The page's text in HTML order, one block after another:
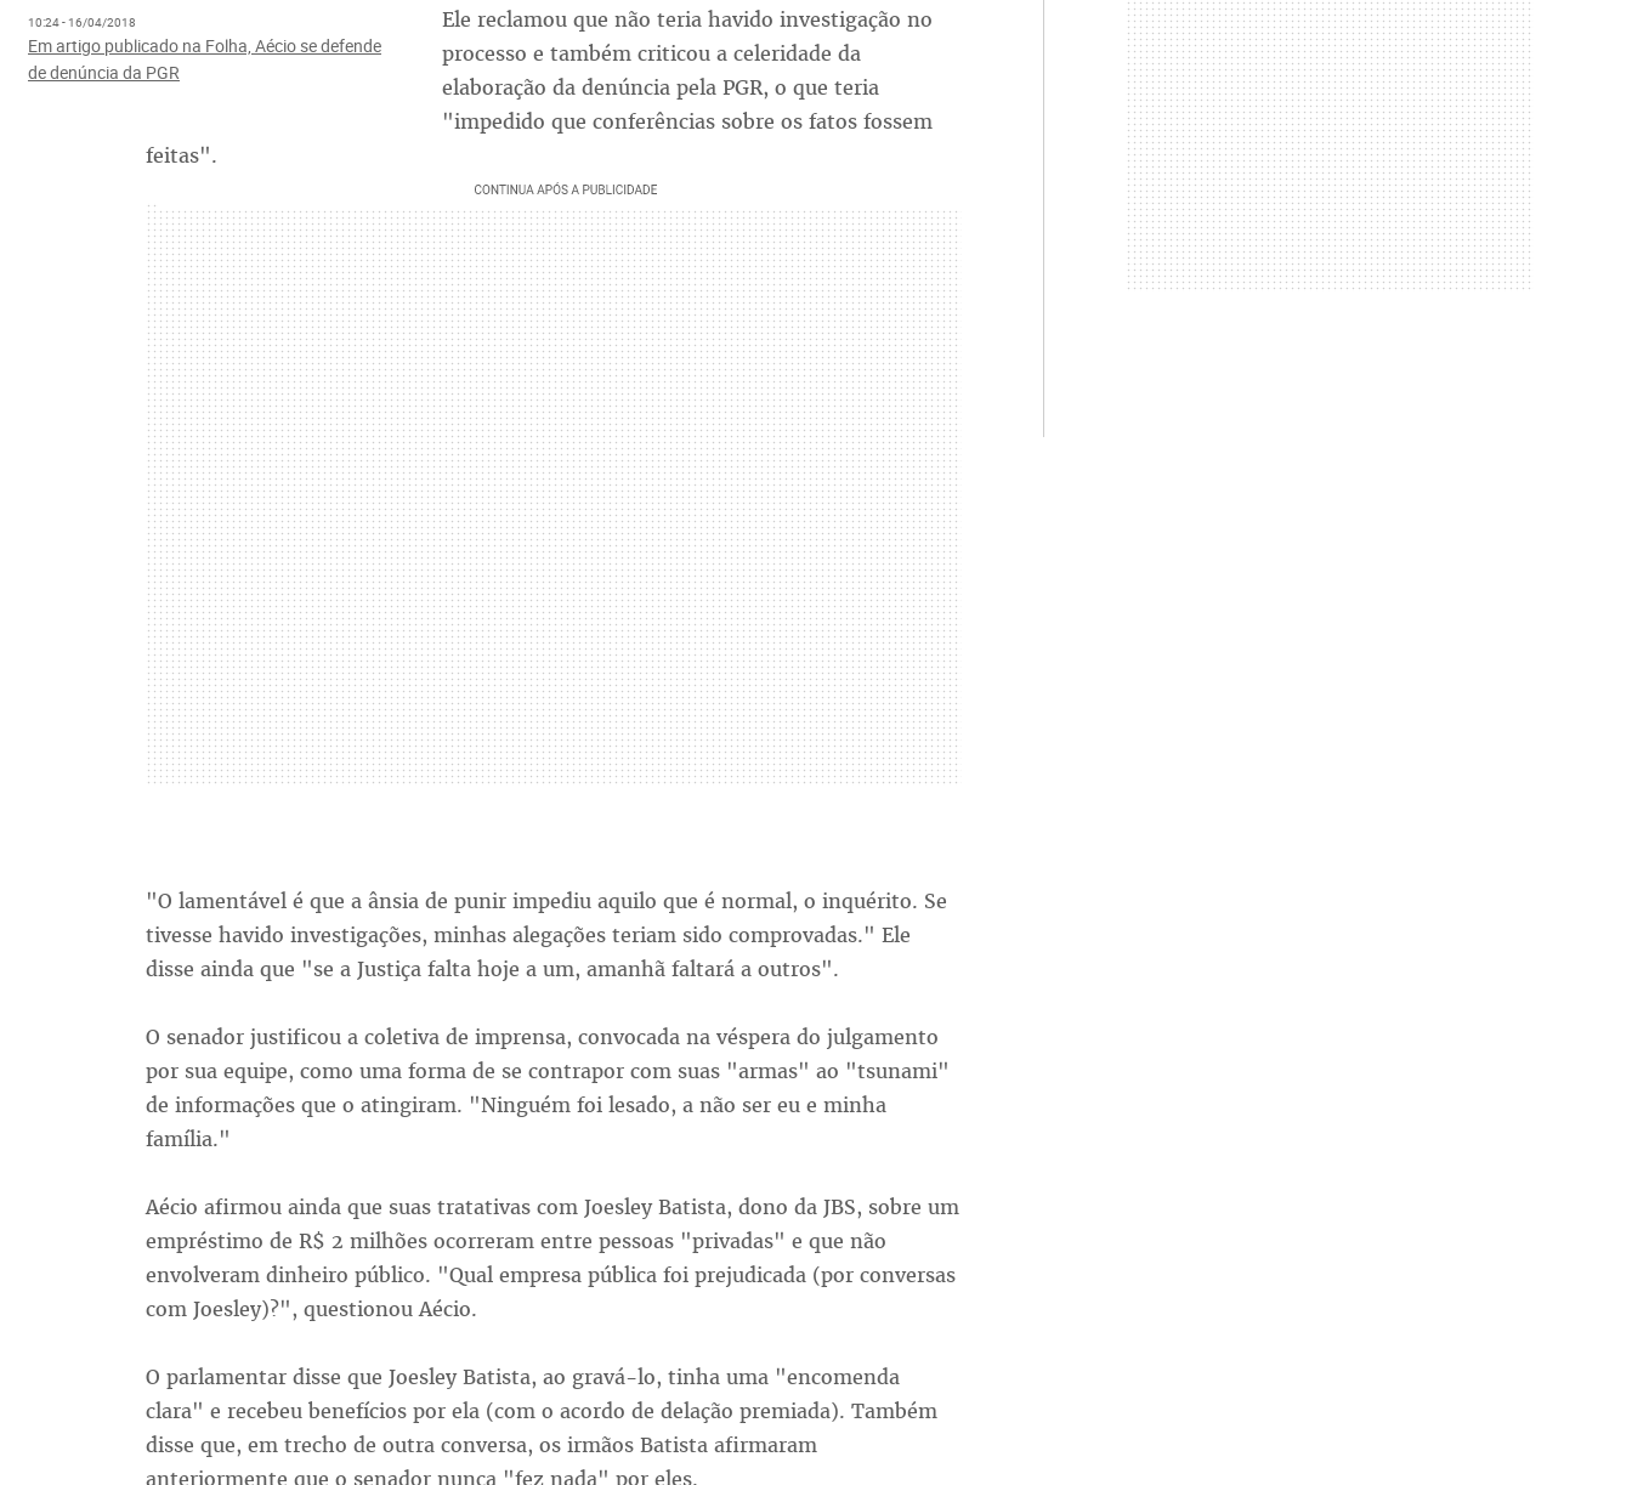
10:24 - 16/04/2018
Em artigo publicado na Folha, Aécio se defende
de denúncia da PGR
Ele reclamou que não teria havido investigação no
processo e também criticou a celeridade da
elaboração da denúncia pela PGR, o que teria
"impedido que conferências sobre os fatos fossem
feitas".
"O lamentável é que a ânsia de punir impediu aquilo que é normal, o inquérito. Se
tivesse havido investigações, minhas alegações teriam sido comprovadas." Ele
disse ainda que "se a Justiça falta hoje a um, amanhã faltará a outros".
O senador justificou a coletiva de imprensa, convocada na véspera do julgamento
por sua equipe, como uma forma de se contrapor com suas "armas" ao "tsunami"
de informações que o atingiram. "Ninguém foi lesado, a não ser eu e minha
família."
Aécio afirmou ainda que suas tratativas com Joesley Batista, dono da JBS, sobre um
empréstimo de R$ 2 milhões ocorreram entre pessoas "privadas" e que não
envolveram dinheiro público. "Qual empresa pública foi prejudicada (por conversas
com Joesley)?", questionou Aécio.
O parlamentar disse que Joesley Batista, ao gravá-lo, tinha uma "encomenda
clara" e recebeu benefícios por ela (com o acordo de delação premiada). Também
disse que, em trecho de outra conversa, os irmãos Batista afirmaram
anteriormente que o senador nunca "fez nada" por eles.